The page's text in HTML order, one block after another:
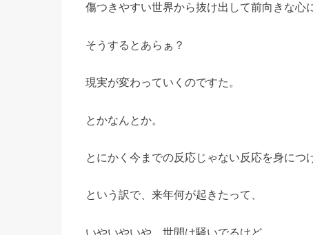
傷つきやすい世界から抜け出して前向きな心
そうするとあらぁ？
現実が変わっていくのですた。
とかなんとか。
とにかく今までの反応じゃない反応を身につ
という訳で、来年何が起きたって、
いやいやいや。世間は騒いでるけど